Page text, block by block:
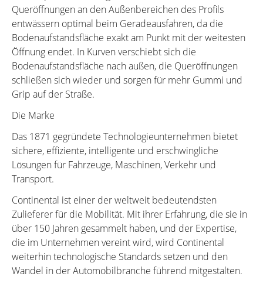
Queröffnungen an den Außenbereichen des Profils
entwässern optimal beim Geradeausfahren, da die
Bodenaufstandsfläche exakt am Punkt mit der weitesten
Öffnung endet. In Kurven verschiebt sich die
Bodenaufstandsfläche nach außen, die Queröffnungen
schließen sich wieder und sorgen für mehr Gummi und
Grip auf der Straße.
Die Marke
Das 1871 gegründete Technologieunternehmen bietet
sichere, effiziente, intelligente und erschwingliche
Lösungen für Fahrzeuge, Maschinen, Verkehr und
Transport.
Continental ist einer der weltweit bedeutendsten
Zulieferer für die Mobilität. Mit ihrer Erfahrung, die sie in
über 150 Jahren gesammelt haben, und der Expertise,
die im Unternehmen vereint wird, wird Continental
weiterhin technologische Standards setzen und den
Wandel in der Automobilbranche führend mitgestalten.